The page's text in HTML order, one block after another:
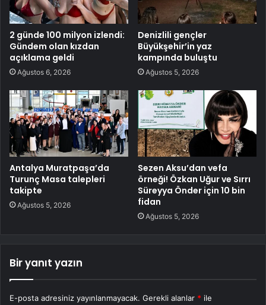
2 günde 100 milyon izlendi:
Gündem olan kızdan
açıklama geldi
Ağustos 6, 2026
Denizlili gençler
Büyükşehir’in yaz
kampında buluştu
Ağustos 5, 2026
Antalya Muratpaşa’da
Turunç Masa talepleri
takipte
Ağustos 5, 2026
Sezen Aksu’dan vefa
örneği! Özkan Uğur ve Sırrı
Süreyya Önder için 10 bin
fidan
Ağustos 5, 2026
Bir yanıt yazın
E-posta adresiniz yayınlanmayacak. Gerekli alanlar * ile